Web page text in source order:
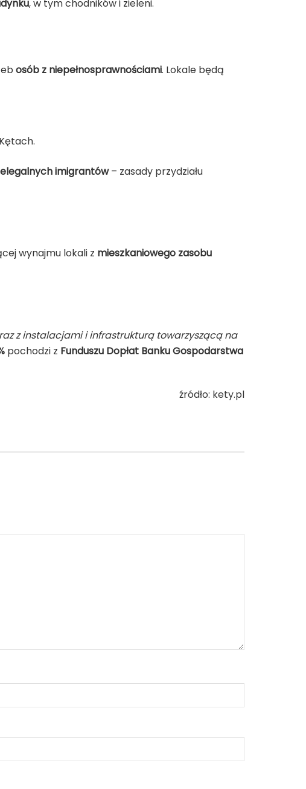
, w tym chodników i zieleni.
osób z niepełnosprawnościami. Lokale będą
imigrantów– zasady przydziału
wynajmu lokali z mieszkaniowego zasobu
z instalacjami i infrastrukturą towarzyszącą na
pochodzi z Funduszu Dopłat Banku Gospodarstwa
źródło: kety.pl